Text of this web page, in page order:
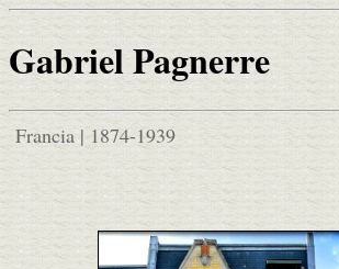
Gabriel Pagnerre
Francia | 1874-1939